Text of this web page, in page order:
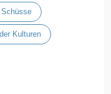
Kulturen